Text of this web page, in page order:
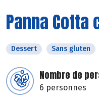
Panna
Dessert Sans gluten
Nombre de
6 personnes